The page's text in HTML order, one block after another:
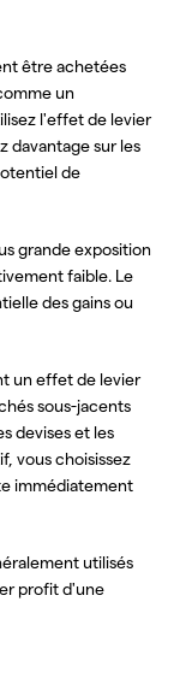
être achetées
un
l'effet de levier
davantage sur les
de
grande exposition
faible. Le
des gains ou
un effet de levier
sous-jacents
devises et les
vous choisissez
immédiatement
utilisés
profit d'une